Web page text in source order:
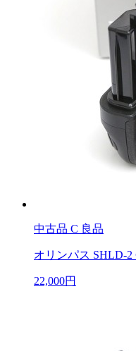
中古品 C 良品
オリンパス SHLD-2
22,000円